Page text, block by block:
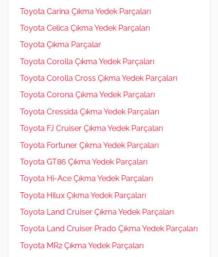
Toyota Carina Çıkma Yedek Parçaları
Toyota Celica Çıkma Yedek Parçaları
Toyota Çıkma Parçalar
Toyota Corolla Çıkma Yedek Parçaları
Toyota Corolla Cross Çıkma Yedek Parçaları
Toyota Corona Çıkma Yedek Parçaları
Toyota Cressida Çıkma Yedek Parçaları
Toyota FJ Cruiser Çıkma Yedek Parçaları
Toyota Fortuner Çıkma Yedek Parçaları
Toyota GT86 Çıkma Yedek Parçaları
Toyota Hi-Ace Çıkma Yedek Parçaları
Toyota Hilux Çıkma Yedek Parçaları
Toyota Land Cruiser Çıkma Yedek Parçaları
Toyota Land Cruiser Prado Çıkma Yedek Parçaları
Toyota MR2 Çıkma Yedek Parçaları